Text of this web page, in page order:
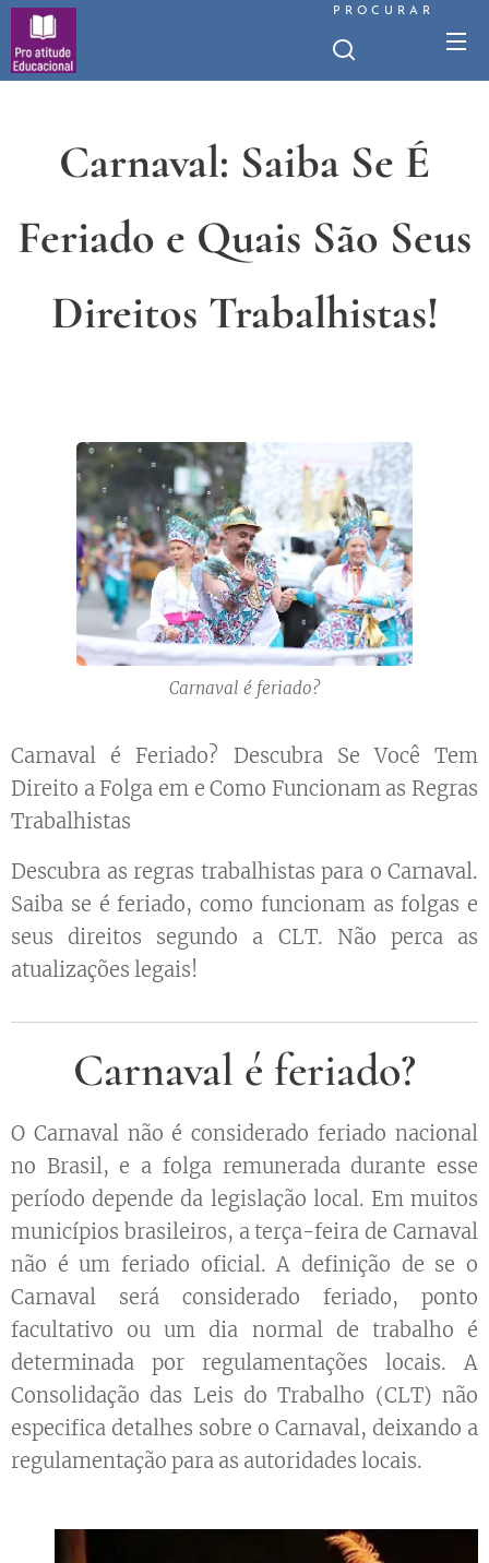
PROCURAR
Carnaval: Saiba Se É
Feriado e Quais São Seus
Direitos Trabalhistas!
Carnaval é feriado?
Carnaval é Feriado? Descubra Se Você Tem
Direito a Folga em e Como Funcionam as Regras
Trabalhistas
Descubra as regras trabalhistas para o Carnaval.
Saiba se é feriado, como funcionam as folgas e
seus direitos segundo a CLT. Não perca as
atualizações legais!
Carnaval é feriado?
O Carnaval não é considerado feriado nacional
no Brasil, e a folga remunerada durante esse
período depende da legislação local. Em muitos
municípios brasileiros, a terça-feira de Carnaval
não é um feriado oficial. A definição de se o
Carnaval será considerado feriado, ponto
facultativo ou um dia normal de trabalho é
determinada por regulamentações locais. A
Consolidação das Leis do Trabalho (CLT) não
especifica detalhes sobre o Carnaval, deixando a
regulamentação para as autoridades locais.